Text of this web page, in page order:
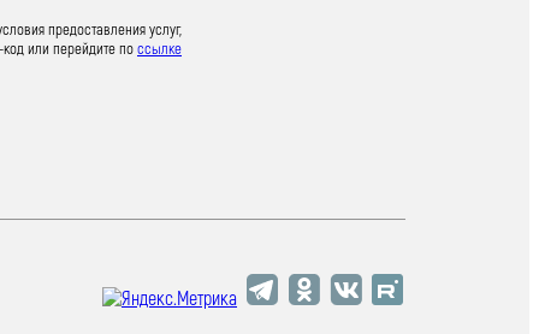
предоставления услуг,
код или перейдите поссылке